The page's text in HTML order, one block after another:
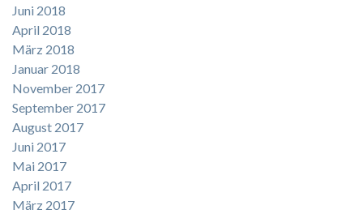
Juni 2018
April 2018
März 2018
Januar 2018
November 2017
September 2017
August 2017
Juni 2017
Mai 2017
April 2017
März 2017